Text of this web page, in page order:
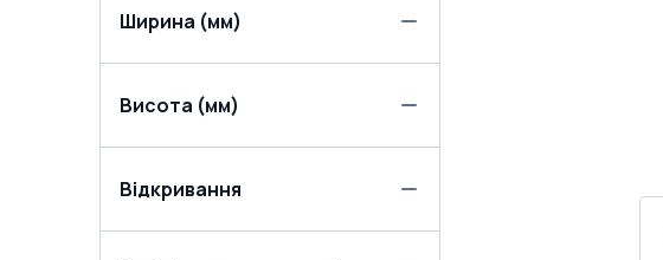
Ширина (мм)
Висота (мм)
Відкривання